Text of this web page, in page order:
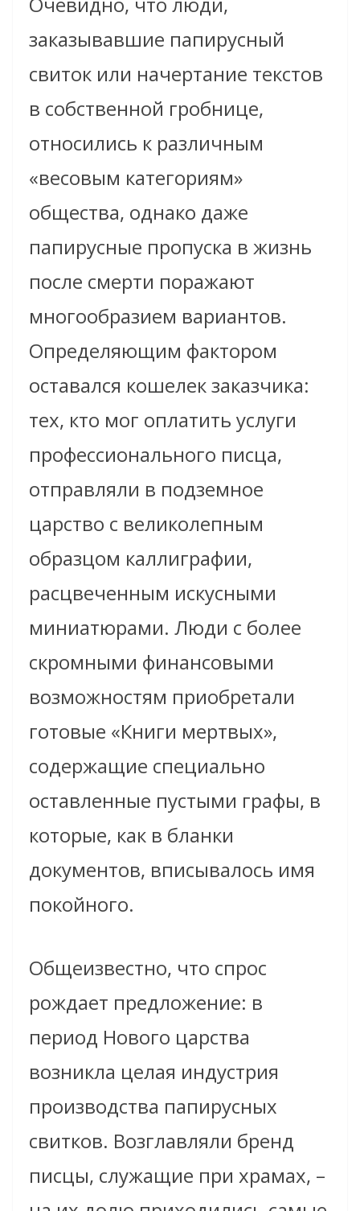
заказывавшие папирусный
свиток или начертание текстов
в собственной гробнице,
относились к различным
«весовым категориям»
общества, однако даже
папирусные пропуска в жизнь
после смерти поражают
многообразием вариантов.
Определяющим фактором
оставался кошелек заказчика:
тех, кто мог оплатить услуги
профессионального писца,
отправляли в подземное
царство с великолепным
образцом каллиграфии,
расцвеченным искусными
миниатюрами. Люди с более
скромными финансовыми
возможностям приобретали
готовые «Книги мертвых»,
содержащие специально
оставленные пустыми графы, в
которые, как в бланки
документов, вписывалось имя
покойного.
Общеизвестно, что спрос
рождает предложение: в
период Нового царства
возникла целая индустрия
производства папирусных
свитков. Возглавляли бренд
писцы, служащие при храмах, –